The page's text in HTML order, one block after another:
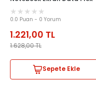
Kablosu
0.0 Puan - 0 Yorum
1.221,00 TL
1.628,00TL
Sepete Ekle